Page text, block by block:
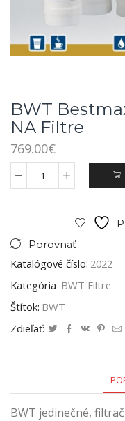
BWT
NA Filtre
769.00€
Porovnať
Katalógové číslo: 2022
Kategória BWT Filtre
Štítok: BWT
Zdieľať:
BWT jedinečné,